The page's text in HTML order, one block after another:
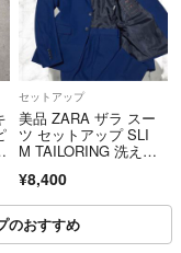
セットアップ
美品 ZARA ザラ スー
ツ セットアップ SLI
M TAILORING 洗え
ッチ 無地 青 48 L
¥8,400
のおすすめ